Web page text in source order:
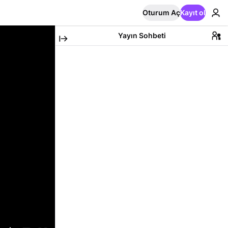
Oturum AçKayıt ol
Yayın Sohbeti